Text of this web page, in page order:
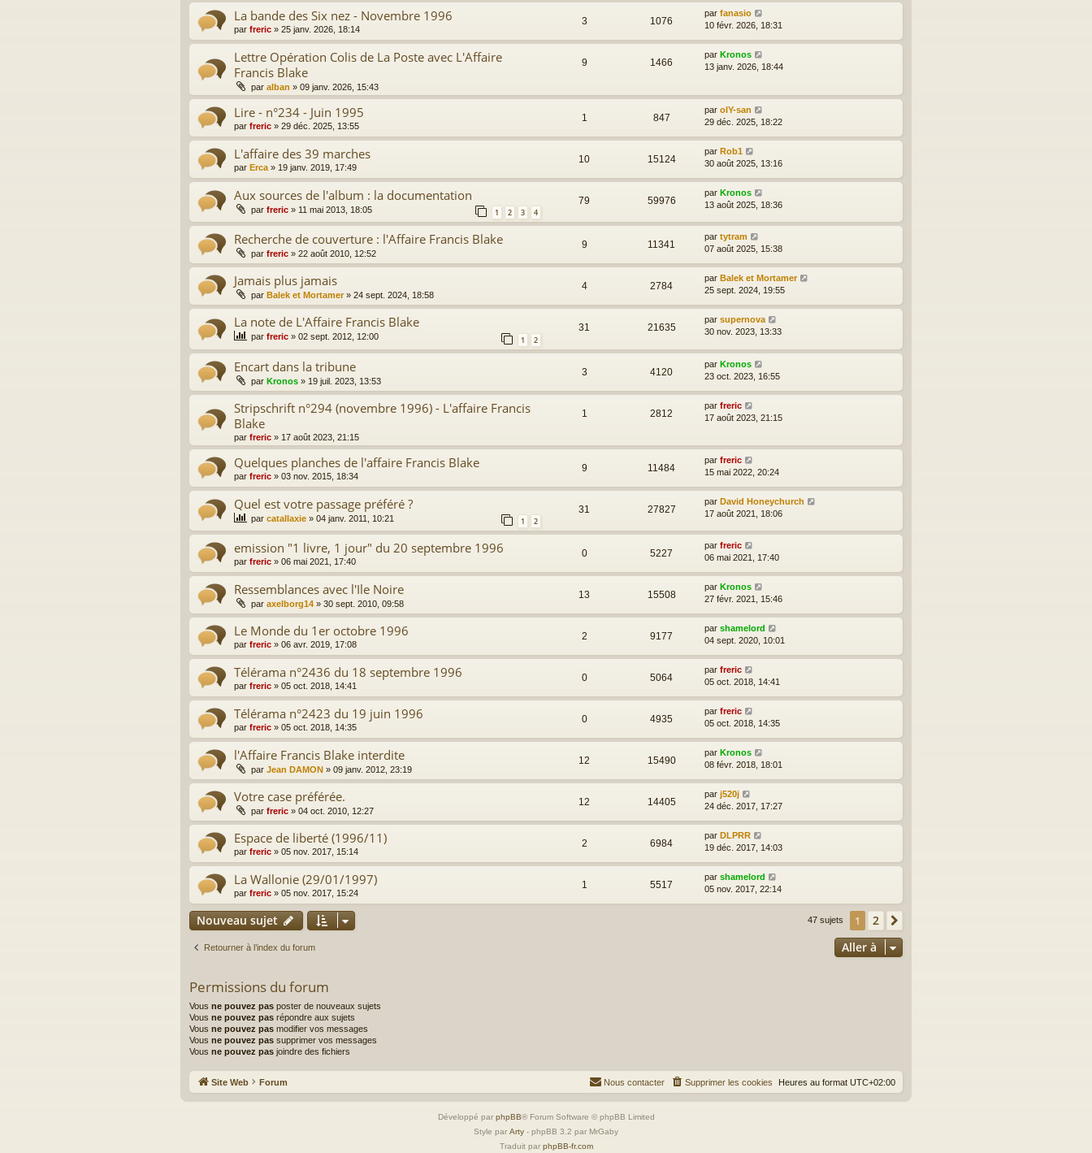
La bande des Six nez - Novembre 1996
par freric » 25 janv. 2026, 18:14
3 1076
par fanasio
10 févr. 2026, 18:31
Lettre Opération Colis de La Poste avec L'Affaire
Francis Blake
par alban » 09 janv. 2026, 15:43
9 1466
par Kronos
13 janv. 2026, 18:44
Lire - n°234 - Juin 1995
par freric » 29 déc. 2025, 13:55
1 847
par olY-san
29 déc. 2025, 18:22
L'affaire des 39 marches
par Erca » 19 janv. 2019, 17:49
10 15124
par Rob1
30 août 2025, 13:16
Aux sources de l'album : la documentation
par freric » 11 mai 2013, 18:05 1 2 3 4
79 59976
par Kronos
13 août 2025, 18:36
Recherche de couverture : l'Affaire Francis Blake
par freric » 22 août 2010, 12:52
9 11341
par tytram
07 août 2025, 15:38
Jamais plus jamais
par Balek et Mortamer » 24 sept. 2024, 18:58
4 2784
par Balek et Mortamer
25 sept. 2024, 19:55
La note de L'Affaire Francis Blake
par freric » 02 sept. 2012, 12:00 1 2
31 21635
par supernova
30 nov. 2023, 13:33
Encart dans la tribune
par Kronos » 19 juil. 2023, 13:53
3 4120
par Kronos
23 oct. 2023, 16:55
Stripschrift n°294 (novembre 1996) - L'affaire Francis
Blake
par freric » 17 août 2023, 21:15
1 2812
par freric
17 août 2023, 21:15
Quelques planches de l'affaire Francis Blake
par freric » 03 nov. 2015, 18:34
9 11484
par freric
15 mai 2022, 20:24
Quel est votre passage préféré ?
par catallaxie » 04 janv. 2011, 10:21 1 2
31 27827
par David Honeychurch
17 août 2021, 18:06
emission "1 livre, 1 jour" du 20 septembre 1996
par freric » 06 mai 2021, 17:40
0 5227
par freric
06 mai 2021, 17:40
Ressemblances avec l'Ile Noire
par axelborg14 » 30 sept. 2010, 09:58
13 15508
par Kronos
27 févr. 2021, 15:46
Le Monde du 1er octobre 1996
par freric » 06 avr. 2019, 17:08
2 9177
par shamelord
04 sept. 2020, 10:01
Télérama n°2436 du 18 septembre 1996
par freric » 05 oct. 2018, 14:41
0 5064
par freric
05 oct. 2018, 14:41
Télérama n°2423 du 19 juin 1996
par freric » 05 oct. 2018, 14:35
0 4935
par freric
05 oct. 2018, 14:35
l'Affaire Francis Blake interdite
par Jean DAMON » 09 janv. 2012, 23:19
12 15490
par Kronos
08 févr. 2018, 18:01
Votre case préférée.
par freric » 04 oct. 2010, 12:27
12 14405
par j520j
24 déc. 2017, 17:27
Espace de liberté (1996/11)
par freric » 05 nov. 2017, 15:14
2 6984
par DLPRR
19 déc. 2017, 14:03
La Wallonie (29/01/1997)
par freric » 05 nov. 2017, 15:24
1 5517
par shamelord
05 nov. 2017, 22:14
Nouveau sujet 47 sujets 1 2
Retourner à l’index du forum Aller à
Permissions du forum
Vous ne pouvez pas poster de nouveaux sujets
Vous ne pouvez pas répondre aux sujets
Vous ne pouvez pas modifier vos messages
Vous ne pouvez pas supprimer vos messages
Vous ne pouvez pas joindre des fichiers
Site Web Forum Heures au format UTC+02:00
Supprimer les cookies
Nous contacter
Développé par phpBB® Forum Software © phpBB Limited
Style par Arty - phpBB 3.2 par MrGaby
Traduit par phpBB-fr.com